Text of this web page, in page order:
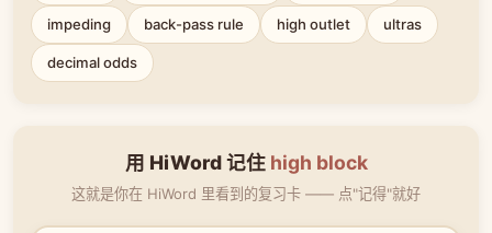
impeding back-pass rule high outlet ultras
decimal odds
用 HiWord 记住 high block
这就是你在 HiWord 里看到的复习卡 —— 点"记得"就好